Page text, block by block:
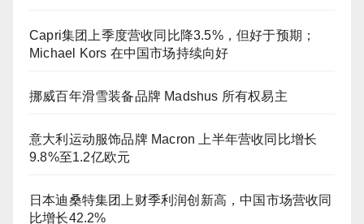
Capri集团上季度营收同比降3.5%，但好于预期；
Michael Kors 在中国市场持续向好
挪威百年滑雪装备品牌 Madshus 所有权易主
意大利运动服饰品牌 Macron 上半年营收同比增长
9.8%至1.2亿欧元
日本迪桑特集团上财季利润创新高，中国市场营收同
比增长42.2%